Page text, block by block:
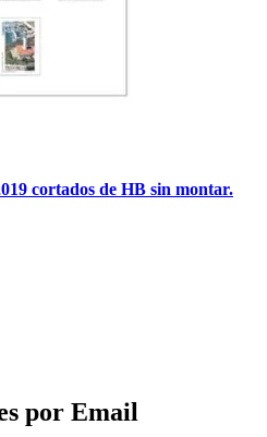
cortados de HB sin montar.
por Email